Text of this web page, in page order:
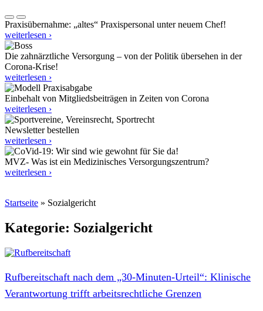
Praxisübernahme: „altes“ Praxispersonal unter neuem Chef!
weiterlesen ›
Die zahnärztliche Versorgung – von der Politik übersehen in der
Corona-Krise!
weiterlesen ›
Einbehalt von Mitgliedsbeiträgen in Zeiten von Corona
weiterlesen ›
Newsletter bestellen
weiterlesen ›
MVZ- Was ist ein Medizinisches Versorgungszentrum?
weiterlesen ›
Startseite » Sozialgericht
Kategorie: Sozialgericht
Rufbereitschaft nach dem „30‑Minuten-Urteil“: Klinische
Verantwortung trifft arbeitsrechtliche Grenzen